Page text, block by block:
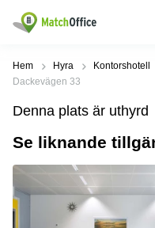
Hyra / hyra ut
Kategorier
Kontor
Kontorshotell
Coworking
Populära
Städer
Stockholm
Populära
sökningar
Kontorshotell
Stockholm
Hyra lokal
Stockholm
Hjälp
Om oss
Bli hyresvärd
Hem Hyra Kontorshotell
Dackevägen 33
Denna plats är uthyrd
Se liknande